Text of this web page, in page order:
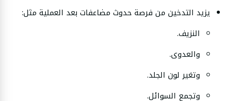
يزيد التدخين من فرصة حدوث مضاعفات بعد العملية مثل:
النزيف.
والعدوى.
وتغير لون الجلد.
وتجمع السوائل.